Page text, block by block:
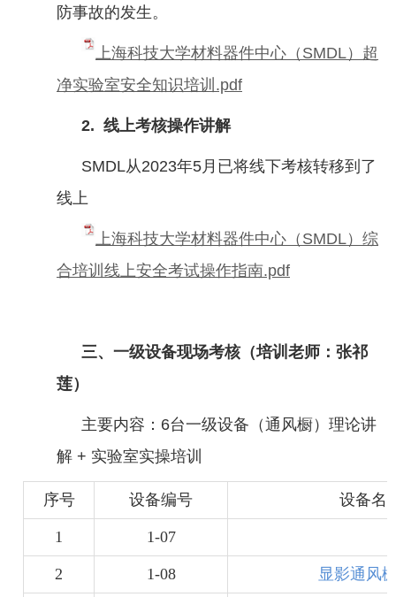
防事故的发生。
上海科技大学材料器件中心（SMDL）超
净实验室安全知识培训.pdf
2. 线上考核操作讲解
SMDL从2023年5月已将线下考核转移到了
线上
上海科技大学材料器件中心（SMDL）综
合培训线上安全考试操作指南.pdf
三、一级设备现场考核（培训老师：张祁
莲）
主要内容：6台一级设备（通风橱）理论讲
解 + 实验室实操培训
序号 设备编号 设备名
1 1-07
2 1-08 显影通风